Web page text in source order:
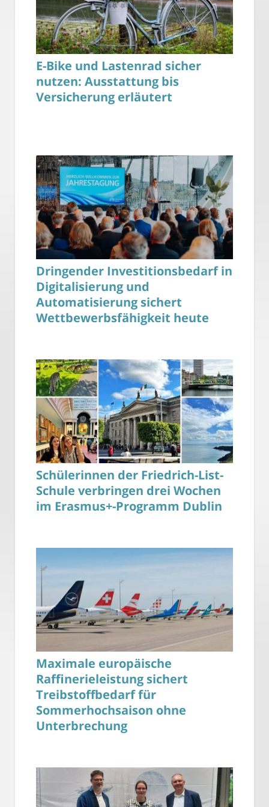
E-Bike und Lastenrad sicher
nutzen: Ausstattung bis
Versicherung erläutert
Dringender Investitionsbedarf in
Digitalisierung und
Automatisierung sichert
Wettbewerbsfähigkeit heute
Schülerinnen der Friedrich-List-
Schule verbringen drei Wochen
im Erasmus+-Programm Dublin
Maximale europäische
Raffinerieleistung sichert
Treibstoffbedarf für
Sommerhochsaison ohne
Unterbrechung